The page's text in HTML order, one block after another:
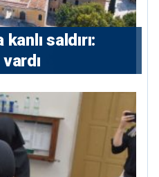
saldırı: